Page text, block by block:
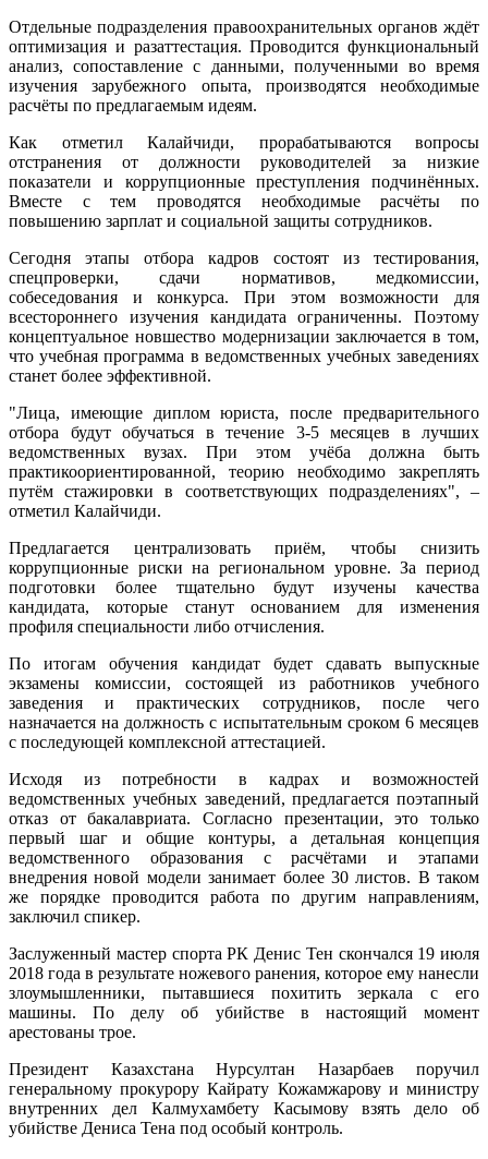
Отдельные подразделения правоохранительных органов ждёт
оптимизация и разаттестация. Проводится функциональный
анализ, сопоставление с данными, полученными во время
изучения зарубежного опыта, производятся необходимые
расчёты по предлагаемым идеям.
Как отметил Калайчиди, прорабатываются вопросы
отстранения от должности руководителей за низкие
показатели и коррупционные преступления подчинённых.
Вместе с тем проводятся необходимые расчёты по
повышению зарплат и социальной защиты сотрудников.
Сегодня этапы отбора кадров состоят из тестирования,
спецпроверки, сдачи нормативов, медкомиссии,
собеседования и конкурса. При этом возможности для
всестороннего изучения кандидата ограниченны. Поэтому
концептуальное новшество модернизации заключается в том,
что учебная программа в ведомственных учебных заведениях
станет более эффективной.
"Лица, имеющие диплом юриста, после предварительного
отбора будут обучаться в течение 3-5 месяцев в лучших
ведомственных вузах. При этом учёба должна быть
практикоориентированной, теорию необходимо закреплять
путём стажировки в соответствующих подразделениях", –
отметил Калайчиди.
Предлагается централизовать приём, чтобы снизить
коррупционные риски на региональном уровне. За период
подготовки более тщательно будут изучены качества
кандидата, которые станут основанием для изменения
профиля специальности либо отчисления.
По итогам обучения кандидат будет сдавать выпускные
экзамены комиссии, состоящей из работников учебного
заведения и практических сотрудников, после чего
назначается на должность с испытательным сроком 6 месяцев
с последующей комплексной аттестацией.
Исходя из потребности в кадрах и возможностей
ведомственных учебных заведений, предлагается поэтапный
отказ от бакалавриата. Согласно презентации, это только
первый шаг и общие контуры, а детальная концепция
ведомственного образования с расчётами и этапами
внедрения новой модели занимает более 30 листов. В таком
же порядке проводится работа по другим направлениям,
заключил спикер.
Заслуженный мастер спорта РК Денис Тен скончался 19 июля
2018 года в результате ножевого ранения, которое ему нанесли
злоумышленники, пытавшиеся похитить зеркала с его
машины. По делу об убийстве в настоящий момент
арестованы трое.
Президент Казахстана Нурсултан Назарбаев поручил
генеральному прокурору Кайрату Кожамжарову и министру
внутренних дел Калмухамбету Касымову взять дело об
убийстве Дениса Тена под особый контроль.